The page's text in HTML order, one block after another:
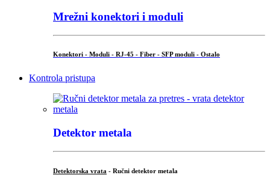
Mrežni konektori i moduli
Konektori - Moduli - RJ-45 - Fiber - SFP moduli - Ostalo
Kontrola pristupa
Detektor metala
Detektorska vrata - Ručni detektor metala